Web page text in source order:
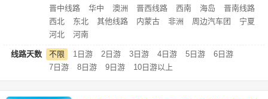
晋中线路
华中 澳洲 晋西线路 西南 海岛
晋南线路
西北
东北 其他线路 内蒙古 非洲 周边汽车团
宁夏
河北
河南
线路天数 不限 1日游 2日游 3日游 4日游 5日游
6日游
7日游
8日游 9日游 10日游以上